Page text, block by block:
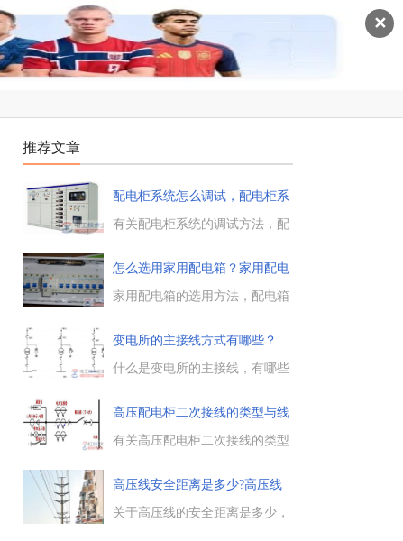
✕
推荐文章
配电柜系统怎么调试，配电柜系
统调
有关配电柜系统的调试方法，配
明系统调试与电气动力系统的调
试，这里重点介绍这二种配电柜
系统的调试方法。...
怎么选用家用配电箱？家用配电
箱选
家用配电箱的选用方法，配电箱
开关的箱子，如何选用一个好用
的家用配电箱，以及配电箱中各
种电器元件的选择标准与方法，
变电所的主接线方式有哪些？
(多图)
什么是变电所的主接线，有哪些
是变电所设计的重中之重，变电
所的主接线方式，包括单母线接
线方式，双母线接线方式等多
高压配电柜二次接线的类型与线
头
有关高压配电柜二次接线的类型
线，分为：控制回路，信号回
路，表计回路，保护回路等，高
压柜常用符号的分类。...
高压线安全距离是多少?高压线
的
关于高压线的安全距离是多少，